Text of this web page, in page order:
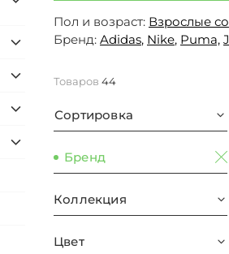
Пол и возраст: Взрослые
Бренд: Adidas, Nike, Puma,
Товаров 44
Сортировка
Бренд
Коллекция
Цвет